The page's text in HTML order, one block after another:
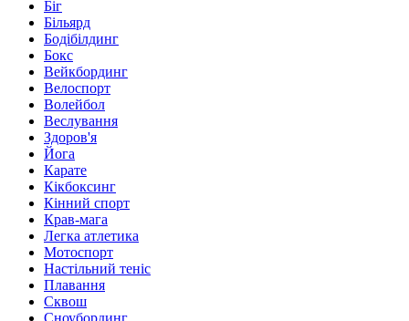
Біг
Більярд
Бодібілдинг
Бокс
Вейкбординг
Велоспорт
Волейбол
Веслування
Здоров'я
Йога
Карате
Кікбоксинг
Кінний спорт
Крав-мага
Легка атлетика
Мотоспорт
Настільний теніс
Плавання
Сквош
Сноубординг